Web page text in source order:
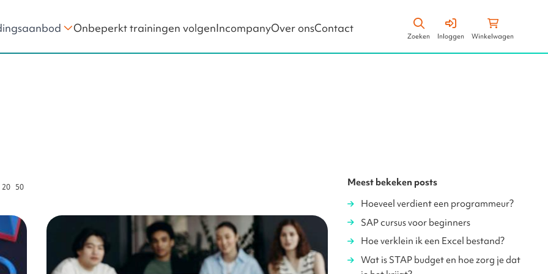
Onbeperkt trainingen volgenIncompanyOver onsContact Zoeken
Zoeken Inloggen
Winkelwagen
Winkelwagen
Meest bekeken posts
Hoeveel verdient een programmeur?
SAP cursus voor beginners
Hoe verklein ik een Excel bestand?
Wat is STAP budget en hoe zorg je dat
20 50
per pagina